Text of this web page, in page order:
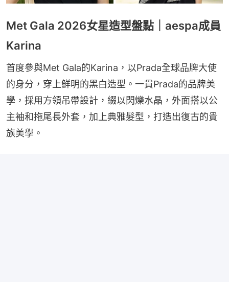
Met Gala 2026女星造型盤點｜aespa成員
Karina
首度參與Met Gala的Karina，以Prada全球品牌大使
的身分，穿上鮮明的黑白造型。一貫Prada的品牌美
學，採用方領吊帶設計，綴以閃爍水晶，外面搭以公
主袖和拖尾長外套，加上典雅髮型，打造出復古的貴
族美學。